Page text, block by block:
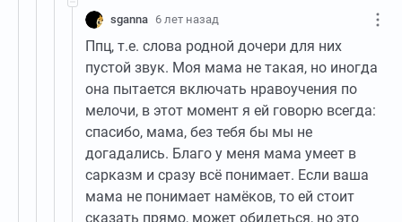
sganna 6 лет назад
Ппц, т.е. слова родной дочери для них
пустой звук. Моя мама не такая, но иногда
она пытается включать нравоучения по
мелочи, в этот момент я ей говорю всегда:
спасибо, мама, без тебя бы мы не
догадались. Благо у меня мама умеет в
сарказм и сразу всё понимает. Если ваша
мама не понимает намёков, то ей стоит
сказать прямо, может обидеться, но это